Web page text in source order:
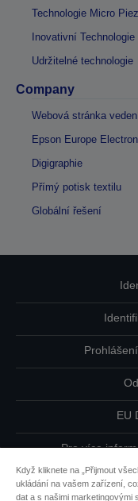
Technologie Micro
Inovativní Technologie
Udržitelné technologie
Company
Webová stránka
Epson Europe
Digigraphie
Přímý potisk textilu
Globální řešení
EU
Pro více
Když kliknete na „Přijmout
ukládání na vašem zařízení,
dat a s našimi marketingovými